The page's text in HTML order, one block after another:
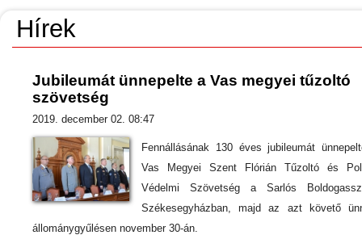
Hírek
Jubileumát ünnepelte a Vas megyei tűzoltó
szövetség
2019. december 02. 08:47
Fennállásának 130 éves jubileumát
Vas Megyei Szent Flórián Tűzoltó és
Védelmi Szövetség a Sarlós
Székesegyházban, majd az azt követő
állománygyűlésen november 30-án.